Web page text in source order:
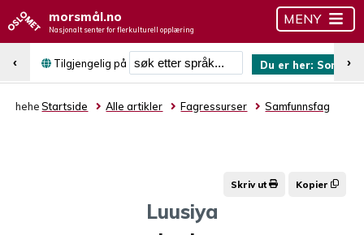
morsmål.no
Nasjonalt senter for flerkulturell opplæring
MENY
Tilgjengelig på
Søk etter språk
Du er her: Somali
‹ ›
hehe Startside Alle artikler Fagressurser Samfunnsfag
Skriv ut Kopier
Luusiya